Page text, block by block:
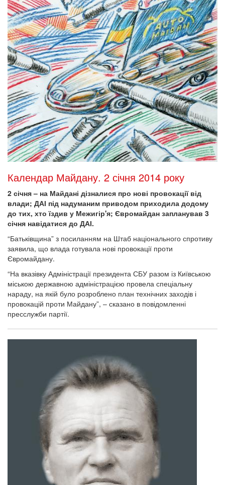
Календар Майдану. 2 січня 2014 року
2 січня – на Майдані дізналися про нові провокації від
влади; ДАІ під надуманим приводом приходила додому
до тих, хто їздив у Межигір'я; Євромайдан запланував 3
січня навідатися до ДАІ.
“Батьківщина” з посиланням на Штаб національного спротиву
заявила, що влада готувала нові провокації проти
Євромайдану.
“На вказівку Адміністрації президента СБУ разом із Київською
міською державною адміністрацією провела спеціальну
нараду, на якій було розроблено план технічних заходів і
провокацій проти Майдану”, – сказано в повідомленні
пресслужби партії.